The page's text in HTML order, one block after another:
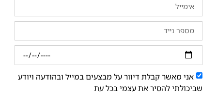
אני מאשר קבלת דיוור על מבצעים במייל ובהודעה ויודע
שביכולתי להסיר את עצמי בכל עת